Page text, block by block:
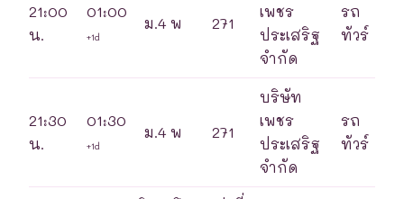
21:00
น.
01:00
+1d
ม.4 พ 271
เพชร
ประเสริฐ
จำกัด
รถ
ทัวร์
21:30
น.
01:30
+1d
ม.4 พ 271
บริษัท
เพชร
ประเสริฐ
จำกัด
รถ
ทัวร์